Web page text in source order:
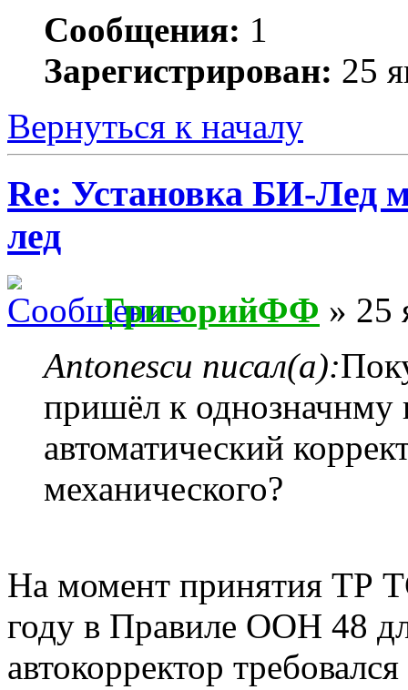
Сообщения: 1
Зарегистрирован: 25
Вернуться к началу
Re: Установка БИ-Лед
лед
ГригорийФФ » 25
Antonescu писал(а):
пришёл к однозначнму
автоматический
механического?
На момент принятия ТР
году в Правиле ООН 48
автокорректор